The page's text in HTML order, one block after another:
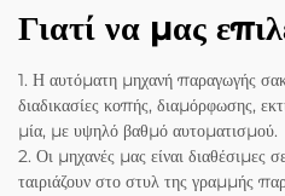
Γιατί να μας
1. Η αυτόματη μηχανή παραγωγής
διαδικασίες κοπής, διαμόρφωσης,
μία, με υψηλό βαθμό αυτοματισμού.
2. Οι μηχανές μας είναι διαθέσιμες
ταιριάζουν στο στυλ της γραμμής